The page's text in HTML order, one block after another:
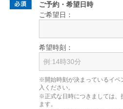
ご予約・希望日時
ご希望日：
希望時刻：
※開始時刻が決まっているイベ
入ください。
※正式な日時につきましては、
ます。